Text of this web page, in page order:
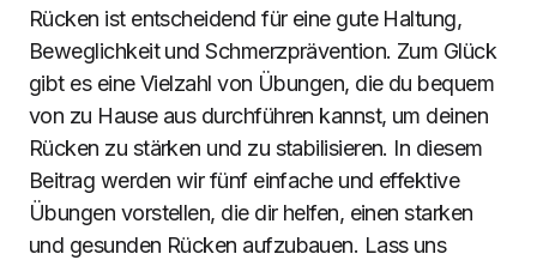
Rücken ist entscheidend für eine gute Haltung,
Beweglichkeit und Schmerzprävention. Zum Glück
gibt es eine Vielzahl von Übungen, die du bequem
von zu Hause aus durchführen kannst, um deinen
Rücken zu stärken und zu stabilisieren. In diesem
Beitrag werden wir fünf einfache und effektive
Übungen vorstellen, die dir helfen, einen starken
und gesunden Rücken aufzubauen. Lass uns